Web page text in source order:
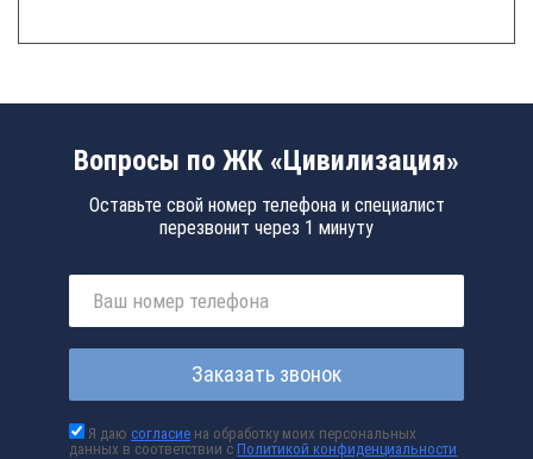
Вопросы по ЖК «Цивилизация»
Оставьте свой номер телефона и специалист
перезвонит через 1 минуту
Заказать звонок
Я даюсогласие на обработку моих персональных
данных в соответствии сПолитикой конфиденциальности